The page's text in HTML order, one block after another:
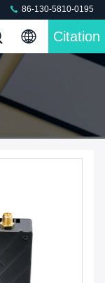
86-130-5810-0195
Citation